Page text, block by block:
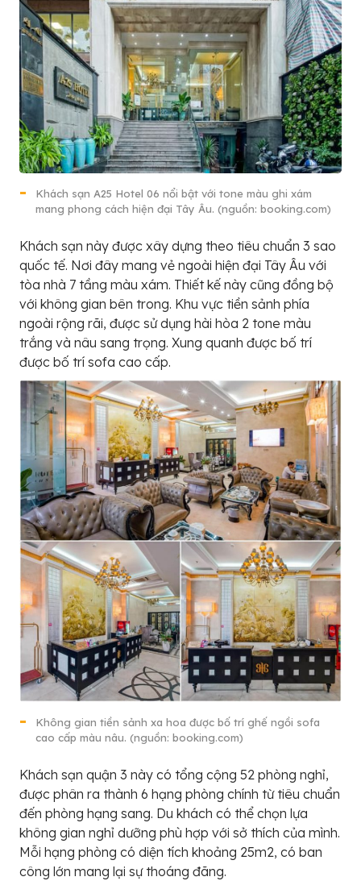
Khách sạn A25 Hotel 06 nổi bật với tone màu ghi xám
mang phong cách hiện đại Tây Âu. (nguồn: booking.com)
Khách sạn này được xây dựng theo tiêu chuẩn 3 sao
quốc tế. Nơi đây mang vẻ ngoài hiện đại Tây Âu với
tòa nhà 7 tầng màu xám. Thiết kế này cũng đồng bộ
với không gian bên trong. Khu vực tiền sảnh phía
ngoài rộng rãi, được sử dụng hài hòa 2 tone màu
trắng và nâu sang trọng. Xung quanh được bố trí
được bố trí sofa cao cấp.
Không gian tiền sảnh xa hoa được bố trí ghế ngồi sofa
cao cấp màu nâu. (nguồn: booking.com)
Khách sạn quận 3 này có tổng cộng 52 phòng nghỉ,
được phân ra thành 6 hạng phòng chính từ tiêu chuẩn
đến phòng hạng sang. Du khách có thể chọn lựa
không gian nghỉ dưỡng phù hợp với sở thích của mình.
Mỗi hạng phòng có diện tích khoảng 25m2, có ban
công lớn mang lại sự thoáng đãng.